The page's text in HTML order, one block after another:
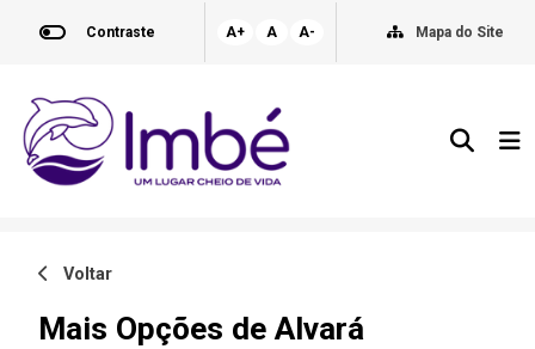
Contraste A+ A A- Mapa do Site
Voltar
Mais Opções de Alvará